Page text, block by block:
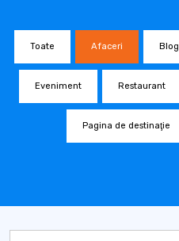
Toate Afaceri Blog
Eveniment Restaurant
Pagina de destinaţie